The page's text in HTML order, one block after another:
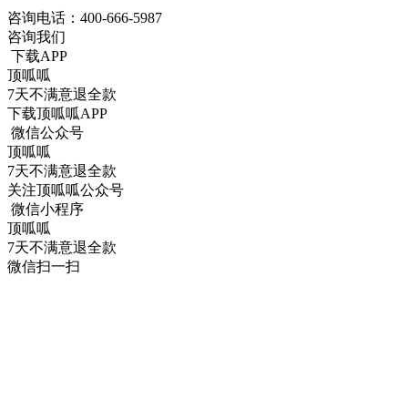
咨询电话： 400-666-5987
咨询我们
下载APP
顶呱呱
7天不满意退全款
下载顶呱呱APP
微信公众号
顶呱呱
7天不满意退全款
关注顶呱呱公众号
微信小程序
顶呱呱
7天不满意退全款
微信扫一扫